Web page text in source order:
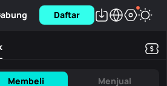
Daftar
Membeli Menjual